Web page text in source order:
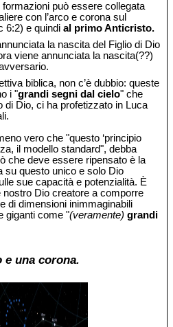
formazioni può essere collegata
con l’arco e corona sul
6:2) e quindial primo Anticristo.
la nascita del Figlio di Dio
viene annunciata la nascita(??)
biblica, non c’è dubbio: queste
i "grandi segni dal cielo" che
di Dio, ci ha profetizzato in Luca
vero che "questo ‘principio
il modello standard", debba
che deve essere ripensato è la
su questo unico e solo Dio
sue capacità e potenzialità. È
nostro Dio creatore a comporre
di dimensioni inimmaginabili
giganti come "(veramente)grandi
e una corona.